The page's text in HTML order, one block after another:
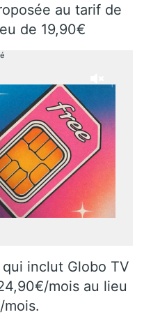
au tarif de
de 19,90€
inclut Globo TV
mois au lieu